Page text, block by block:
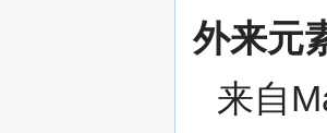
外来元
来自